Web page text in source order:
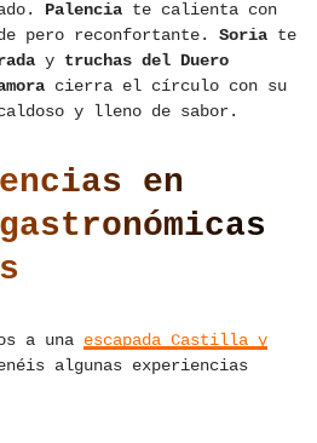
Palencia te calienta con
pero reconfortante. Soria te
y truchas del Duero
cierra el círculo con su
y lleno de sabor.
en
a una escapada Castilla y
algunas experiencias